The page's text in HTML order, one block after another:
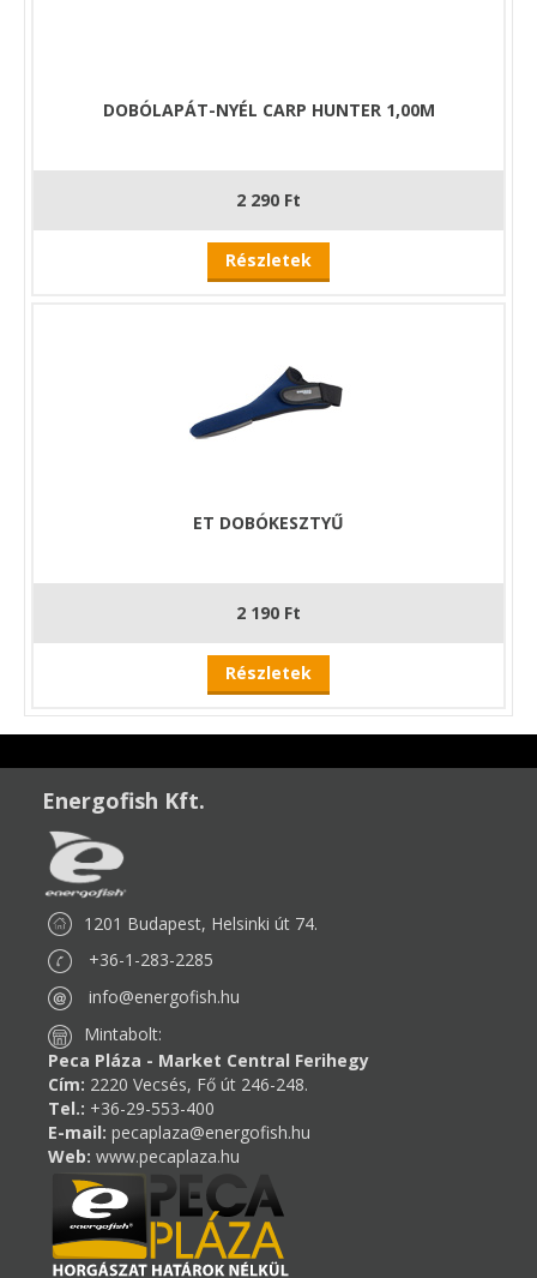
DOBÓLAPÁT-NYÉL CARP HUNTER 1,00M
2 290 Ft
Részletek
ET DOBÓKESZTYŰ
2 190 Ft
Részletek
Energofish Kft.
1201 Budapest, Helsinki út 74.
+36-1-283-2285
info@energofish.hu
Mintabolt:
Peca Pláza - Market Central Ferihegy
Cím: 2220 Vecsés, Fő út 246-248.
Tel.: +36-29-553-400
E-mail: pecaplaza@energofish.hu
Web: www.pecaplaza.hu